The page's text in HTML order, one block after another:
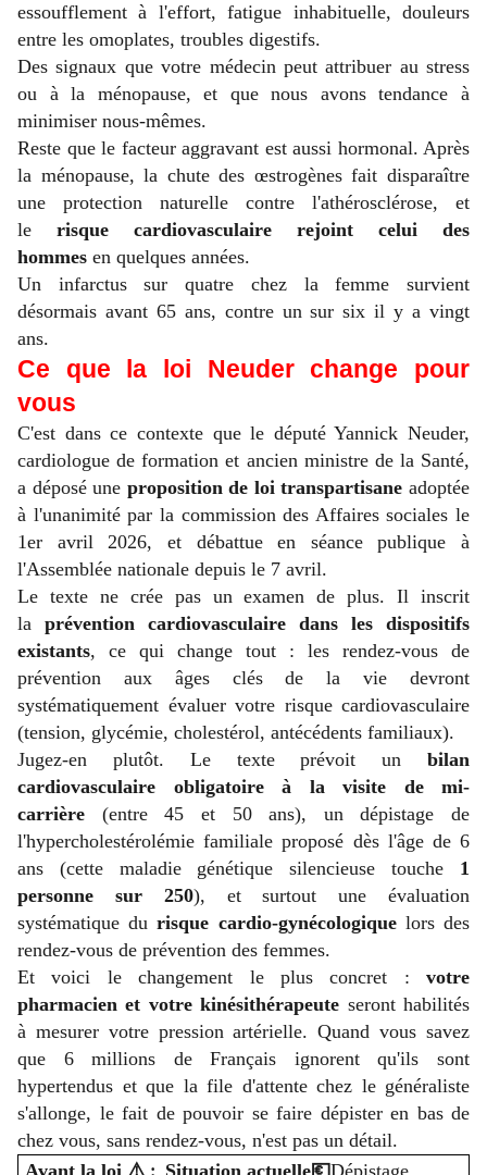
essoufflement à l'effort, fatigue inhabituelle, douleurs
entre les omoplates, troubles digestifs.
Des signaux que votre médecin peut attribuer au stress
ou à la ménopause, et que nous avons tendance à
minimiser nous-mêmes.
Reste que le facteur aggravant est aussi hormonal. Après
la ménopause, la chute des œstrogènes fait disparaître
une protection naturelle contre l'athérosclérose, et
le risque cardiovasculaire rejoint celui des
hommes en quelques années.
Un infarctus sur quatre chez la femme survient
désormais avant 65 ans, contre un sur six il y a vingt
ans.
Ce que la loi Neuder change pour
vous
C'est dans ce contexte que le député Yannick Neuder,
cardiologue de formation et ancien ministre de la Santé,
a déposé une proposition de loi transpartisaneadoptée
à l'unanimité par la commission des Affaires sociales le
1er avril 2026, et débattue en séance publique à
l'Assemblée nationale depuis le 7 avril.
Le texte ne crée pas un examen de plus. Il inscrit
la prévention cardiovasculaire dans les dispositifs
existants, ce qui change tout : les rendez-vous de
prévention aux âges clés de la vie devront
systématiquement évaluer votre risque cardiovasculaire
(tension, glycémie, cholestérol, antécédents familiaux).
Jugez-en plutôt. Le texte prévoit un bilan
cardiovasculaire obligatoire à la visite de mi-
carrière (entre 45 et 50 ans), un dépistage de
l'hypercholestérolémie familiale proposé dès l'âge de 6
ans (cette maladie génétique silencieuse touche 1
personne sur 250), et surtout une évaluation
systématique durisque cardio-gynécologiquelors des
rendez-vous de prévention des femmes.
Et voici le changement le plus concret : votre
pharmacien et votre kinésithérapeute seront habilités
à mesurer votre pression artérielle. Quand vous savez
que 6 millions de Français ignorent qu'ils sont
hypertendus et que la file d'attente chez le généraliste
s'allonge, le fait de pouvoir se faire dépister en bas de
chez vous, sans rendez-vous, n'est pas un détail.
Avant la loi ⚠️ Situation actuelle💶Dépistage